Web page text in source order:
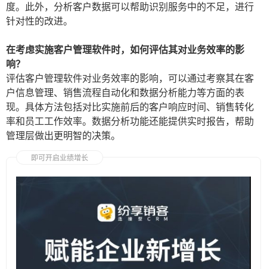
度。此外，分析客户数据可以帮助识别服务中的不足，进行
针对性的改进。
在考虑实施客户管理软件时，如何评估其对业务效率的影
响？
评估客户管理软件对业务效率的影响，可以通过考察其在客
户信息管理、销售流程自动化和数据分析能力等方面的表
现。具体方法包括对比实施前后的客户响应时间、销售转化
率和员工工作效率。数据分析功能还能提供实时报告，帮助
管理层做出更明智的决策。
即可开启业绩增长